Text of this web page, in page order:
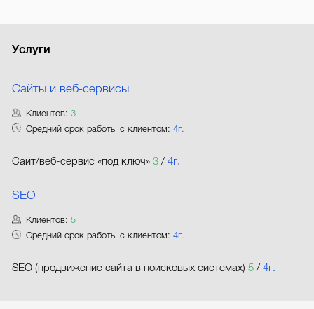
Услуги
Сайты и веб-сервисы
Клиентов:3
Средний срок работы с клиентом:4г.
Сайт/веб-сервис «под ключ» 3 /4г.
SEO
Клиентов:5
Средний срок работы с клиентом:4г.
SEO (продвижение сайта в поисковых системах) 5 /4г.